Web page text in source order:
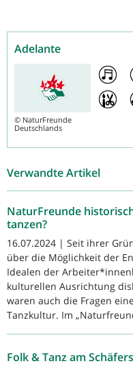
Adelante
© NaturFreunde
Deutschlands
Verwandte Artikel
NaturFreunde
tanzen?
16.07.2024 | Seit ihrer
über die Möglichkeit der
Idealen der
kulturellen Ausrichtung
waren auch die Fragen
Tanzkultur. Im
Folk & Tanz am